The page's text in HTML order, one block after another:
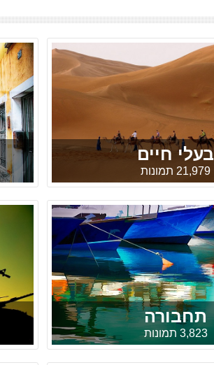
בעלי חיים
21,979 תמונות
תחבורה
3,823 תמונות